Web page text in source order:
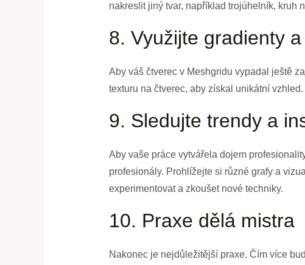
nakreslit jiný tvar, například trojúhelník, kruh
8. Využijte gradienty
Aby váš čtverec v Meshgridu vypadal ještě
texturu na čtverec, aby získal unikátní
9. Sledujte trendy a
Aby vaše práce vytvářela dojem
profesionály. Prohlížejte si různé grafy a
experimentovat a zkoušet nové techniky.
10. Praxe dělá mistra
Nakonec je nejdůležitější praxe. Čím více